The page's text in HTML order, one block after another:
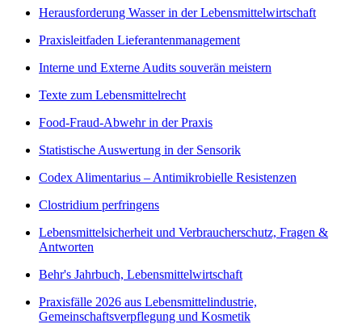
Herausforderung Wasser in der Lebensmittelwirtschaft
Praxisleitfaden Lieferantenmanagement
Interne und Externe Audits souverän meistern
Texte zum Lebensmittelrecht
Food-Fraud-Abwehr in der Praxis
Statistische Auswertung in der Sensorik
Codex Alimentarius – Antimikrobielle Resistenzen
Clostridium perfringens
Lebensmittelsicherheit und Verbraucherschutz, Fragen &
Antworten
Behr's Jahrbuch, Lebensmittelwirtschaft
Praxisfälle 2026 aus Lebensmittelindustrie,
Gemeinschaftsverpflegung und Kosmetik